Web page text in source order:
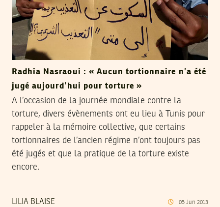
Radhia Nasraoui : « Aucun tortionnaire n’a été
jugé aujourd’hui pour torture »
A l’occasion de la journée mondiale contre la
torture, divers évènements ont eu lieu à Tunis pour
rappeler à la mémoire collective, que certains
tortionnaires de l’ancien régime n’ont toujours pas
été jugés et que la pratique de la torture existe
encore.
LILIA BLAISE 05 Jun 2013